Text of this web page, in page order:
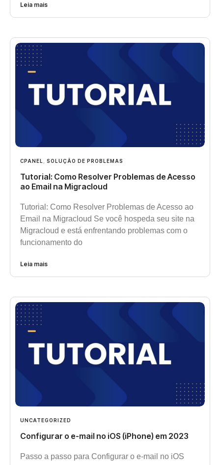
Leia mais
CPANEL SOLUÇÃO DE PROBLEMAS
Tutorial: Como Resolver Problemas de Acesso
ao Email na Migracloud
Tutorial: Como Resolver Problemas de Acesso ao
Email na Migracloud Se você hospeda seu site na
Migracloud e está enfrentando problemas com o
funcionamento do
Leia mais
UNCATEGORIZED
Configurar o e-mail no iOS (iPhone) em 2023
Passo a passo para Configurar o e-mail no iOS